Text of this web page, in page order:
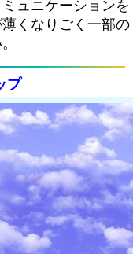
ュニケーションを
くなりごく一部の
プ